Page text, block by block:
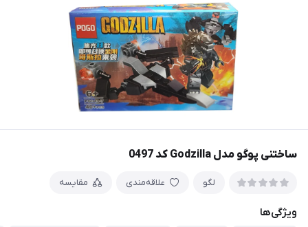
ساختنی پوگو مدل Godzilla کد 0497
لگو علاقه‌مندی مقایسه
ویژگی‌ها